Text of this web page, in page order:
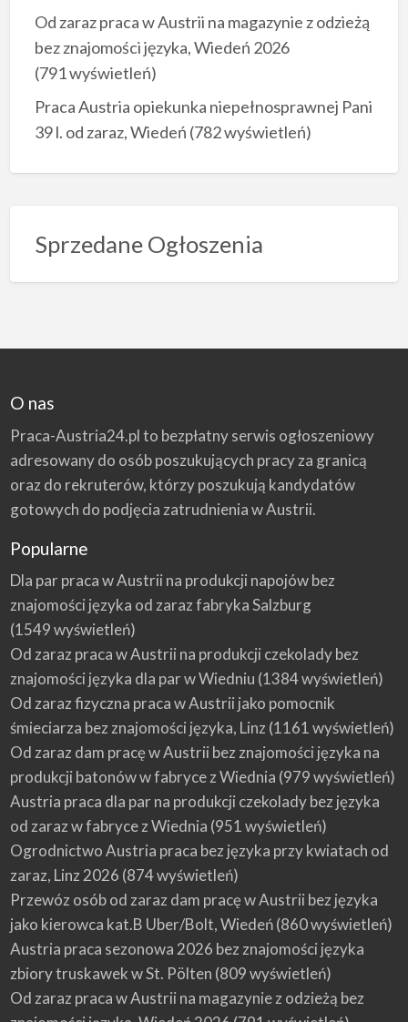
Od zaraz praca w Austrii na magazynie z odzieżą
bez znajomości języka, Wiedeń 2026
(791 wyświetleń)
Praca Austria opiekunka niepełnosprawnej Pani
39 l. od zaraz, Wiedeń (782 wyświetleń)
Sprzedane Ogłoszenia
O nas
Praca-Austria24.pl to bezpłatny serwis ogłoszeniowy
adresowany do osób poszukujących pracy za granicą
oraz do rekruterów, którzy poszukują kandydatów
gotowych do podjęcia zatrudnienia w Austrii.
Popularne
Dla par praca w Austrii na produkcji napojów bez
znajomości języka od zaraz fabryka Salzburg
(1549 wyświetleń)
Od zaraz praca w Austrii na produkcji czekolady bez
znajomości języka dla par w Wiedniu (1384 wyświetleń)
Od zaraz fizyczna praca w Austrii jako pomocnik
śmieciarza bez znajomości języka, Linz (1161 wyświetleń)
Od zaraz dam pracę w Austrii bez znajomości języka na
produkcji batonów w fabryce z Wiednia (979 wyświetleń)
Austria praca dla par na produkcji czekolady bez języka
od zaraz w fabryce z Wiednia (951 wyświetleń)
Ogrodnictwo Austria praca bez języka przy kwiatach od
zaraz, Linz 2026 (874 wyświetleń)
Przewóz osób od zaraz dam pracę w Austrii bez języka
jako kierowca kat.B Uber/Bolt, Wiedeń(860 wyświetleń)
Austria praca sezonowa 2026 bez znajomości języka
zbiory truskawek w St. Pölten (809 wyświetleń)
Od zaraz praca w Austrii na magazynie z odzieżą bez